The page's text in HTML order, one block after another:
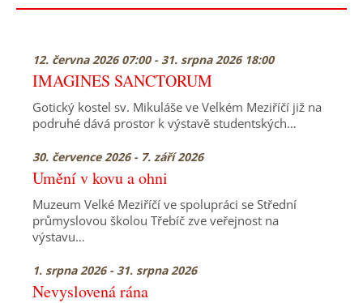
12. června 2026 07:00 - 31. srpna 2026 18:00
IMAGINES SANCTORUM
Gotický kostel sv. Mikuláše ve Velkém Meziříčí již na
podruhé dává prostor k výstavě studentských…
30. července 2026 - 7. září 2026
Umění v kovu a ohni
Muzeum Velké Meziříčí ve spolupráci se Střední
průmyslovou školou Třebíč zve veřejnost na
výstavu…
1. srpna 2026 - 31. srpna 2026
Nevyslovená rána